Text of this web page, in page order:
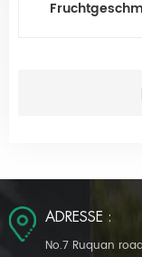
ADRESSE :
No.7 Ruquan